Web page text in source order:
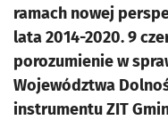
ramach nowej
lata 2014-2020. 9
porozumienie w
Województwa
instrumentu ZIT